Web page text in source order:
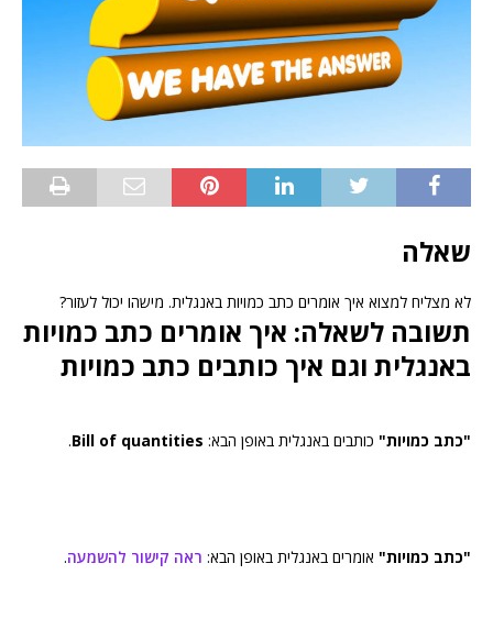
שאלה
לא מצליח למצוא איך אומרים כתב כמויות באנגלית. מישהו יכול לעזור?
תשובה לשאלה: איך אומרים כתב כמויות
באנגלית וגם איך כותבים כתב כמויות
"כתב כמויות" כותבים באנגלית באופן הבא: Bill of quantities
.
"כתב כמויות" אומרים באנגלית באופן הבא: ראה קישור להשמעה.